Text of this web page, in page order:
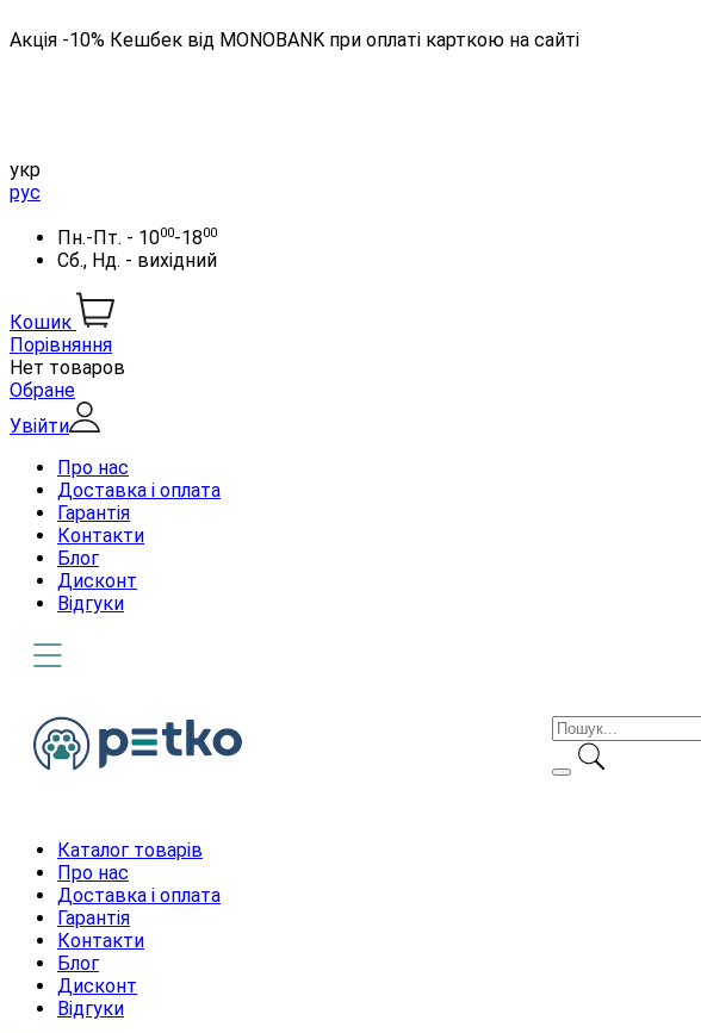
Акція -10% Кешбек від MONOBANK при оплаті карткою на сайті
укр
рус
Пн.-Пт. - 1000-1800
Сб., Нд. - вихідний
Кошик
Порівняння
Нет товаров
Обране
Увійти
Про нас
Доставка і оплата
Гарантія
Контакти
Блог
Дисконт
Відгуки
Каталог товарів
Про нас
Доставка і оплата
Гарантія
Контакти
Блог
Дисконт
Відгуки